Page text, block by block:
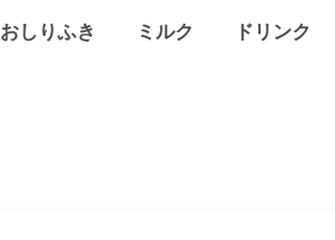
おしりふき ミルク ドリンク